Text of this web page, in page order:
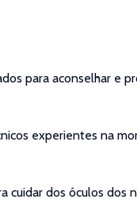
para aconselhar e
experientes na
dos óculos